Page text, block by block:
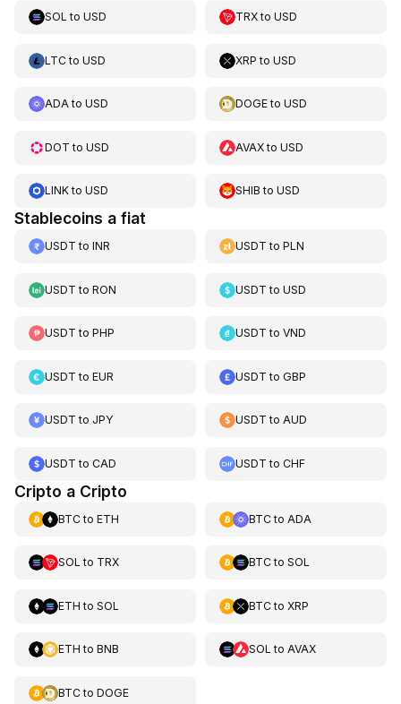
SOL to USD TRXtoUSD
LTCto USD XRP toUSD
ADAto USD DOGEtoUSD
DOT to USD AVAXtoUSD
LINKto USD SHIB toUSD
Stablecoins a fiat
USDT to INR USDT toPLN
USDT to RON USDT toUSD
USDT to PHP USDT toVND
USDT to EUR USDT toGBP
USDT to JPY USDT toAUD
USDT to CAD USDT toCHF
Cripto a Cripto
BTCto ETH BTCto ADA
SOL to TRX BTCto SOL
ETH to SOL BTCto XRP
ETH to BNB SOL to AVAX
BTCto DOGE